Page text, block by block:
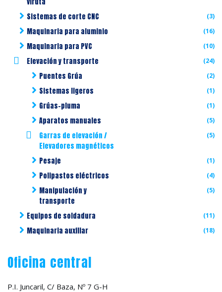
Sistemas de corte CNC (3)
Maquinaria para aluminio (16)
Maquinaria para PVC (10)
Elevación y transporte (24)
Puentes Grúa (2)
Sistemas ligeros (1)
Grúas-pluma (1)
Aparatos manuales (5)
Garras de elevación /
Elevadores magnéticos
(5)
Pesaje (1)
Polipastos eléctricos (4)
Manipulación y
transporte
(5)
Equipos de soldadura (11)
Maquinaria auxiliar (18)
Oficina central
P.I. Juncaril, C/ Baza, Nº 7 G-H